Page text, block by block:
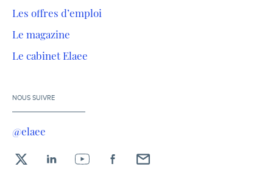
Les offres d’emploi
Le magazine
Le cabinet Elaee
NOUS SUIVRE
@elaee